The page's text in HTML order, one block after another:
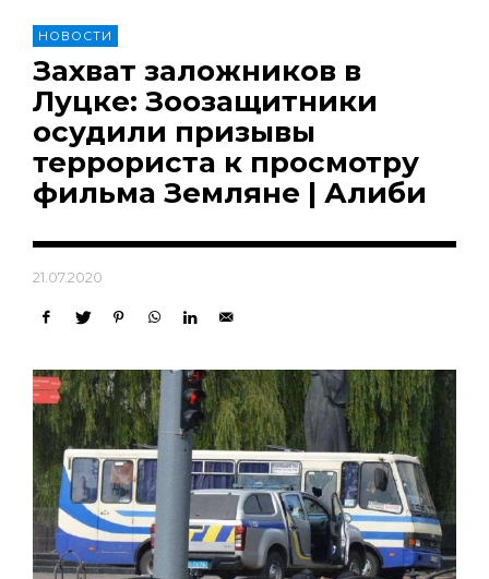
НОВОСТИ
Захват заложников в
Луцке: Зоозащитники
осудили призывы
террориста к просмотру
фильма Земляне | Алиби
21.07.2020